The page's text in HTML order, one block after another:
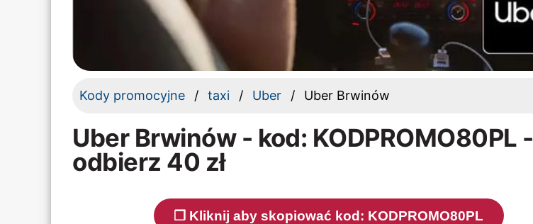
Kody promocyjne taxi Uber Uber Brwinów
Uber Brwinów - kod: KODPROMO80PL -
odbierz 40 zł
❐ Kliknij aby skopiować kod: KODPROMO80PL